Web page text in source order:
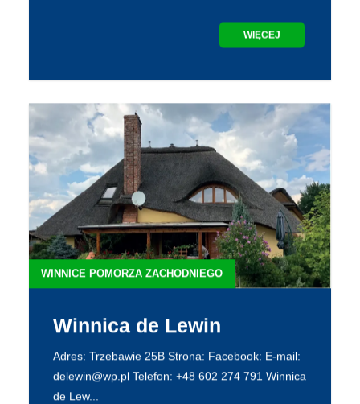
WIĘCEJ
WINNICE POMORZA ZACHODNIEGO
Winnica de Lewin
Adres: Trzebawie 25B Strona: Facebook: E-mail:
delewin@wp.pl Telefon: +48 602 274 791 Winnica
de Lew...